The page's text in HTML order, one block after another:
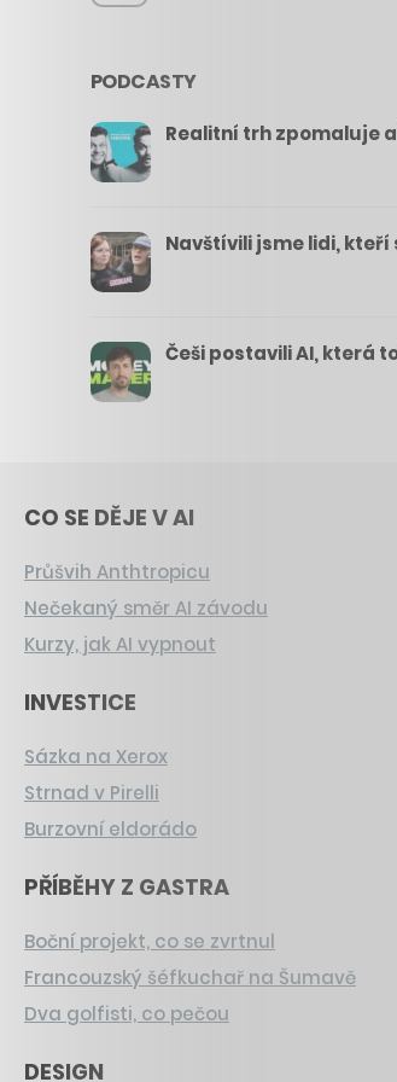
PODCASTY
Realitní trh zpomaluje
Navštívili jsme lidi, kteří
Češi postavili AI, která
CO SE DĚJE V AI
Průšvih Anthtropicu
Nečekaný směr AI závodu
Kurzy, jak AI vypnout
INVESTICE
Sázka na Xerox
Strnad v Pirelli
Burzovní eldorádo
PŘÍBĚHY Z GASTRA
Boční projekt, co se zvrtnul
Francouzský šéfkuchař na Šumavě
Dva golfisti, co pečou
DESIGN